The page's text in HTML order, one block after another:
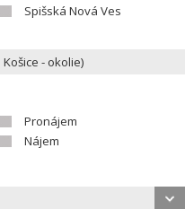
Spišská Nová Ves
Pronájem
Nájem